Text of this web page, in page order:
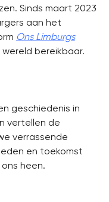
Sinds maart 2023
aan het
Ons Limburgs
bereikbaar.
geschiedenis in
vertellen de
verrassende
en toekomst
heen.